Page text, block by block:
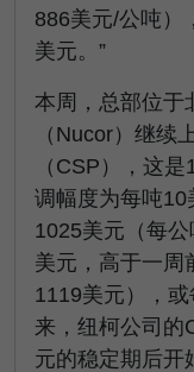
886美元/公吨）
美元。”
本周，总部位于
（Nucor）继续
（CSP），这
调幅度为每吨10
1025美元（每
美元，高于一周
1119美元），
来，纽柯公司的
元的稳定期后开